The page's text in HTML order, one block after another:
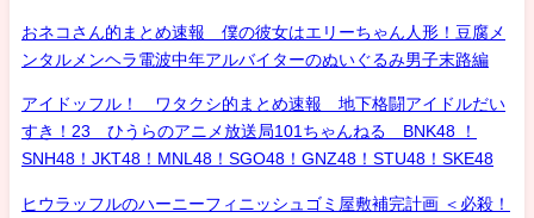
おネコさん的まとめ速報 僕の彼女はエリーちゃん人形！豆腐メ
ンタルメンヘラ電波中年アルバイターのぬいぐるみ男子末路編
アイドッフル！ ワタクシ的まとめ速報 地下格闘アイドルだい
すき！23 ひうらのアニメ放送局101ちゃんねる BNK48 ！
SNH48！JKT48！MNL48！SGO48！GNZ48！STU48！SKE48
ヒウラッフルのハーニーフィニッシュゴミ屋敷補完計画 ＜必殺！